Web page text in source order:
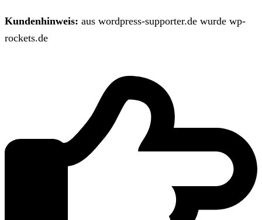
Kundenhinweis: aus wordpress-supporter.de wurde wp-
rockets.de